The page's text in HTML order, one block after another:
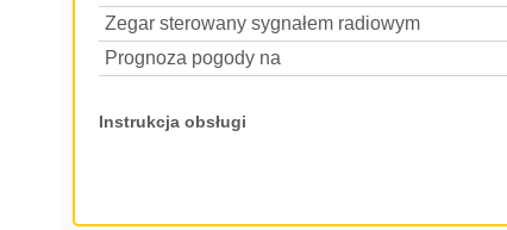
Zegar sterowany sygnałem radiowym
Prognoza pogody na
Instrukcja obsługi